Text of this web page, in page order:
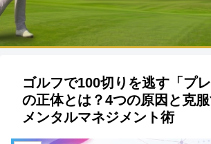
ゴルフで100切りを逃す「プレ
の正体とは？4つの原因と克
メンタルマネジメント術